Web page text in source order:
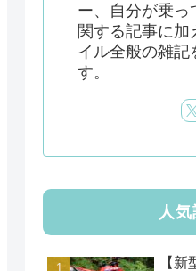
ー、自分が乗っ
関する記事に加
イル全般の雑記
す。
人
【